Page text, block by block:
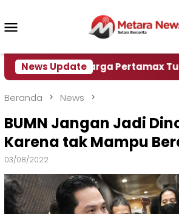
konten
News Update
Harga Pertamax Turun Per
Beranda News
BUMN Jangan Jadi
Karena tak Mampu
03/08/2022